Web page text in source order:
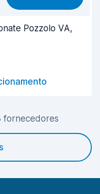
7,6
Pozzolo VA,
fornecedores